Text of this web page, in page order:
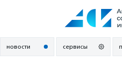
новости сервисы